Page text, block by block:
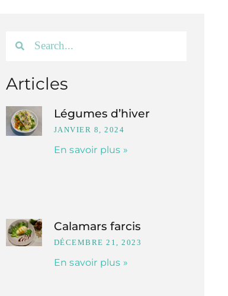
Articles
Légumes d’hiver
JANVIER 8, 2024
En savoir plus »
Calamars farcis
DÉCEMBRE 21, 2023
En savoir plus »